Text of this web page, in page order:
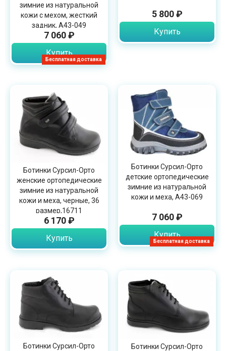
Бесплатная доставка
зимние из натуральной
кожи с мехом, жесткий
задник, А43-049
7 060 ₽
Купить
5 800 ₽
Купить
Ботинки Сурсил-Орто
женские ортопедические
зимние из натуральной
кожи и меха, черные, 36
размер,16711
6 170 ₽
Купить Бесплатная доставка
Ботинки Сурсил-Орто
детские ортопедические
зимние из натуральной
кожи и меха, А43-069
7 060 ₽
Купить
Ботинки Сурсил-Орто
Ботинки Сурсил-Орто